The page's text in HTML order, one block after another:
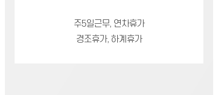
주5일근무, 연차휴가
경조휴가, 하계휴가